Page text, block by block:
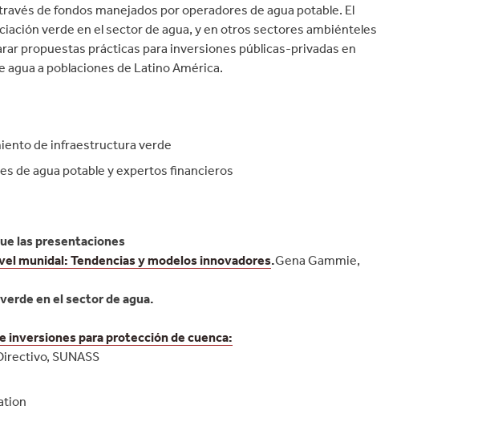
de fondos manejados por operadores de agua potable. El
verde en el sector de agua, y en otros sectores ambiénteles
propuestas prácticas para inversiones públicas-privadas en
a poblaciones de Latino América.
de infraestructura verde
de agua potable y expertos financieros
las presentaciones
munidal: Tendencias y modelos innovadores.Gena Gammie,
en el sector de agua.
inversiones para protección de cuenca:
SUNASS